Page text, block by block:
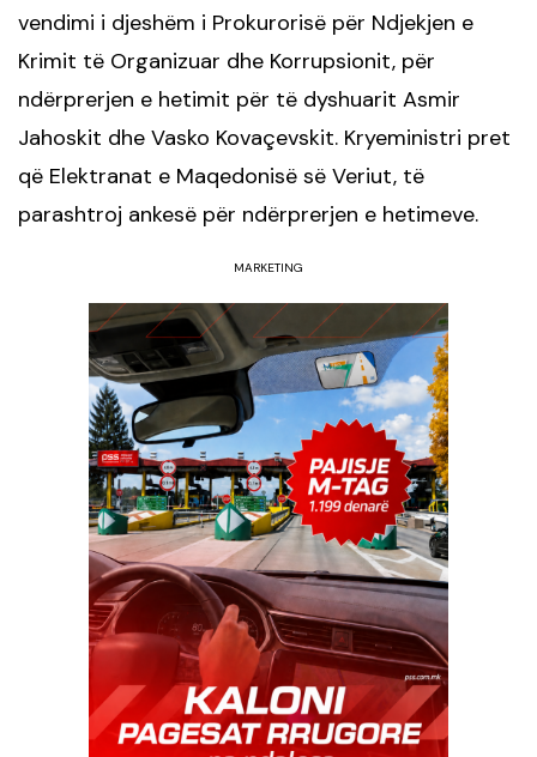
vendimi i djeshëm i Prokurorisë për Ndjekjen e
Krimit të Organizuar dhe Korrupsionit, për
ndërprerjen e hetimit për të dyshuarit Asmir
Jahoskit dhe Vasko Kovaçevskit. Kryeministri pret
që Elektranat e Maqedonisë së Veriut, të
parashtroj ankesë për ndërprerjen e hetimeve.
MARKETING